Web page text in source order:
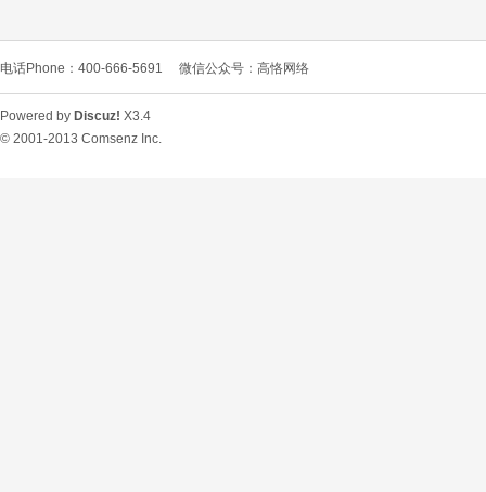
电话Phone：400-666-5691 微信公众号：高恪网络
Powered by Discuz! X3.4
© 2001-2013 Comsenz Inc.